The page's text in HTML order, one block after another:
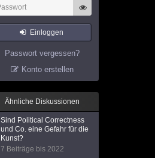
Einloggen
Passwort vergessen?
Konto erstellen
Ähnliche Diskussionen
Sind Political Correctness
und Co. eine Gefahr für die
Kunst?
7 Beiträge bis 2022